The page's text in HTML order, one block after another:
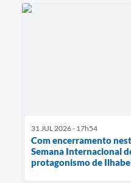
31 JUL 2026 - 17h54
Com encerramento
Semana Internacional
protagonismo de